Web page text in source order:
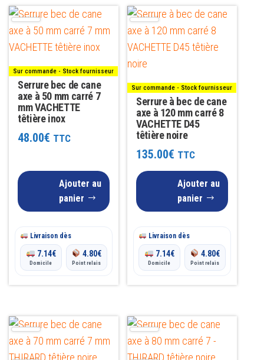
Sur commande - Stock fournisseur
Serrure bec de cane
axe à 50 mm carré 7
mm VACHETTE
têtière inox
48.00€ TTC
Ajouter au
panier
Livraison dès
7.14€
Domicile
4.80€
Point relais
Sur commande - Stock fournisseur
Serrure à bec de cane
axe à 120 mm carré 8
VACHETTE D45
têtière noire
135.00€ TTC
Ajouter au
panier
Livraison dès
7.14€
Domicile
4.80€
Point relais